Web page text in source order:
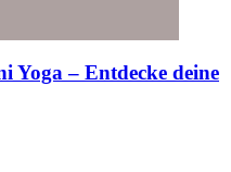
Yoga – Entdecke deine